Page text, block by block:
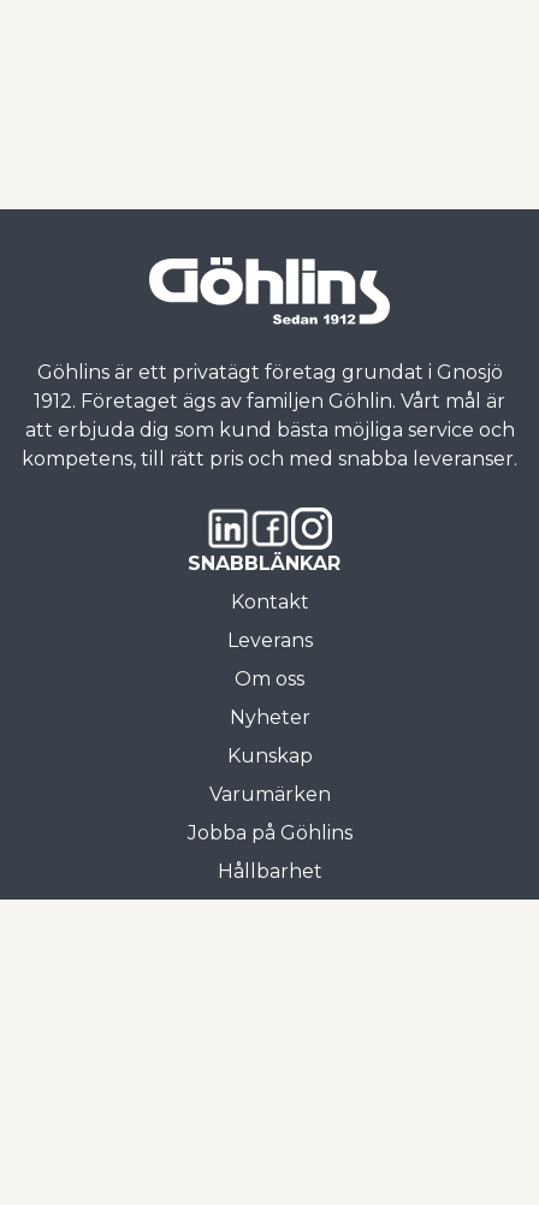
Göhlins är ett privatägt företag grundat i Gnosjö
1912. Företaget ägs av familjen Göhlin. Vårt mål är
att erbjuda dig som kund bästa möjliga service och
kompetens, till rätt pris och med snabba leveranser.
SNABBLÄNKAR
Kontakt
Leverans
Om oss
Nyheter
Kunskap
Varumärken
Jobba på Göhlins
Hållbarhet